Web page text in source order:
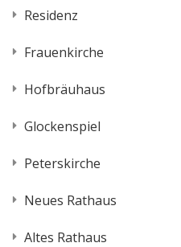
Residenz
Frauenkirche
Hofbräuhaus
Glockenspiel
Peterskirche
Neues Rathaus
Altes Rathaus